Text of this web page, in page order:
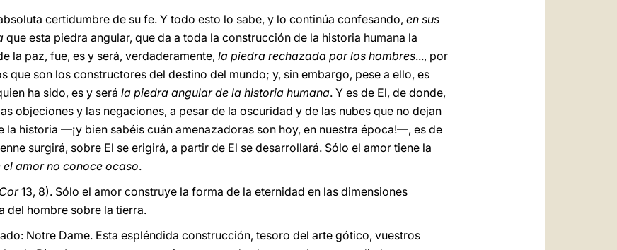
certidumbre de su fe. Y todo esto lo sabe, y lo continúa confesando, en sus
que esta piedra angular, que da a toda la construcción de la historia humana la
la paz, fue, es y será, verdaderamente, la piedra rechazada por los hombres..., por
que son los constructores del destino del mundo; y, sin embargo, pese a ello, es
ha sido, es y será la piedra angular de la historia humana. Y es de El, de donde,
objeciones y las negaciones, a pesar de la oscuridad y de las nubes que no dejan
la historia —¡y bien sabéis cuán amenazadoras son hoy, en nuestra época!—, es de
surgirá, sobre El se erigirá, a partir de El se desarrollará. Sólo el amor tiene la
el amor no conoce ocaso.
13, 8). Sólo el amor construye la forma de la eternidad en las dimensiones
del hombre sobre la tierra.
Notre Dame. Esta espléndida construcción, tesoro del arte gótico, vuestros